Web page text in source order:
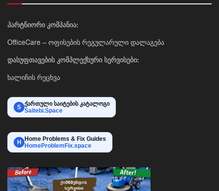
პარტნიორი კომპანია:
OfficeCare – ოფისების რეგულარული დალაგება
დასუფთავების კომპლექსური სერვისები:
ხალიჩის რეცხვა
S ქართული საიტების კატალოგი
Saitebi.Space
H
Home Problems & Fix Guides
HomeProblemFix.space